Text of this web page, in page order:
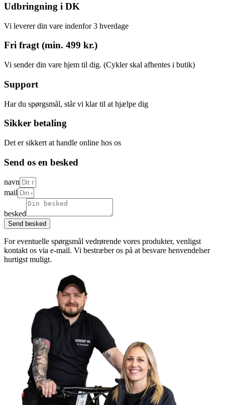
Udbringning i DK
Vi leverer din vare indenfor 3 hverdage
Fri fragt (min. 499 kr.)
Vi sender din vare hjem til dig. (Cykler skal afhentes i butik)
Support
Har du spørgsmål, står vi klar til at hjælpe dig
Sikker betaling
Det er sikkert at handle online hos os
Send os en besked
navn
mail
besked
Send besked
For eventuelle spørgsmål vedrørende vores produkter, venligst
kontakt os via e-mail. Vi bestræber os på at besvare henvendelser
hurtigst muligt.